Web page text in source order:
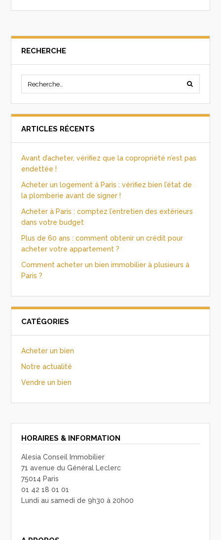
RECHERCHE
ARTICLES RÉCENTS
Avant d’acheter, vérifiez que la copropriété n’est pas
endettée !
Acheter un logement à Paris : vérifiez bien l’état de
la plomberie avant de signer !
Acheter à Paris : comptez l’entretien des extérieurs
dans votre budget
Plus de 60 ans : comment obtenir un crédit pour
acheter votre appartement ?
Comment acheter un bien immobilier à plusieurs à
Paris ?
CATÉGORIES
Acheter un bien
Notre actualité
Vendre un bien
HORAIRES & INFORMATION
Alesia Conseil Immobilier
71 avenue du Général Leclerc
75014 Paris
01 42 18 01 01
Lundi au samedi de 9h30 à 20h00